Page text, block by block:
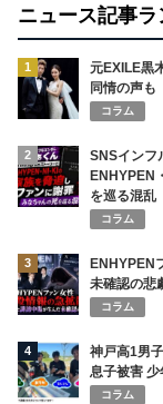
ニュース記事
1
元EXILE黒
同情の声も
コラム
2
SNSインフ
ENHYPEN
を巡る混乱
コラム
3
ENHYPEN
未確認の悲
コラム
4
神戸高1男
息子被害 少
コラム